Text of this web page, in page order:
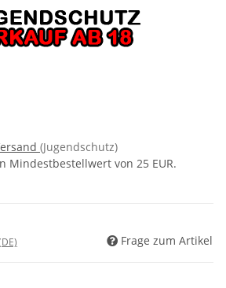
(Jugendschutz)
Mindestbestellwert von 25 EUR.
Frage zum Artikel